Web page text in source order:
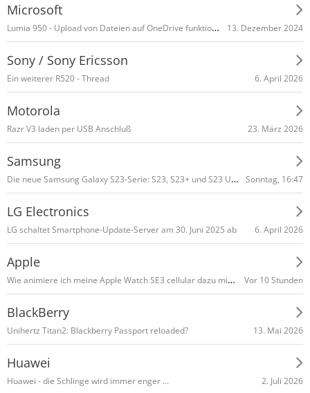
Microsoft
Lumia 950 - Upload von Dateien auf OneDrive funktioniert nicht mehr 13. Dezember 2024
Sony / Sony Ericsson
Ein weiterer R520 - Thread 6. April 2026
Motorola
Razr V3 laden per USB Anschluß 23. März 2026
Samsung
Die neue Samsung Galaxy S23-Serie: S23, S23+ und S23 Ultra Sonntag, 16:47
LG Electronics
LG schaltet Smart­phone-Update-Server am 30. Juni 2025 ab 6. April 2026
Apple
Wie animiere ich meine Apple Watch SE3 cellular dazu mir Whatsapp Nachrichten zu signalisieren? Vor 10 Stunden
BlackBerry
Unihertz Titan2: Blackberry Passport reloaded? 13. Mai 2026
Huawei
Huawei - die Schlinge wird immer enger ... 2. Juli 2026